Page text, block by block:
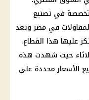
في تصنيع
في مصر ويعد
عليها هذا القطاع.
حيث شهدت هذه
الأسعار محددة على